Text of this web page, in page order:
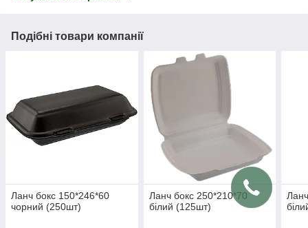
Подібні товари компанії
Ланч бокс 150*246*60
чорний (250шт)
Ланч бокс 250*210*70
білий (125шт)